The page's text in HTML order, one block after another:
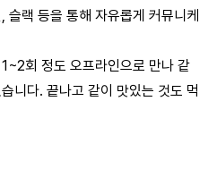
슬랙 등을 통해 자유롭게 커뮤니케
회 정도 오프라인으로 만나 같
니다. 끝나고 같이 맛있는 것도 먹